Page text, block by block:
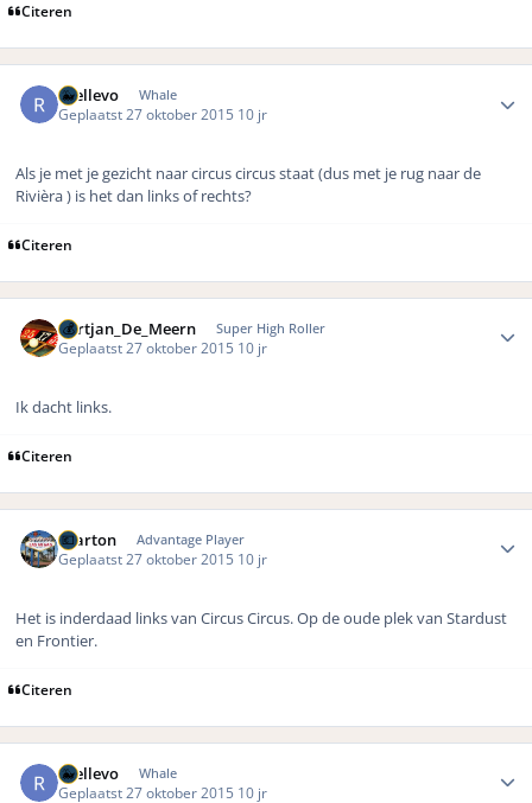
Citeren
rhellevo Whale
Geplaatst 27 oktober 2015 10 jr
Als je met je gezicht naar circus circus staat (dus met je rug naar de
Rivièra ) is het dan links of rechts?
Citeren
Gertjan_De_Meern Super High Roller
Geplaatst 27 oktober 2015 10 jr
Ik dacht links.
Citeren
osarton Advantage Player
Geplaatst 27 oktober 2015 10 jr
Het is inderdaad links van Circus Circus. Op de oude plek van Stardust
en Frontier.
Citeren
rhellevo Whale
Geplaatst 27 oktober 2015 10 jr